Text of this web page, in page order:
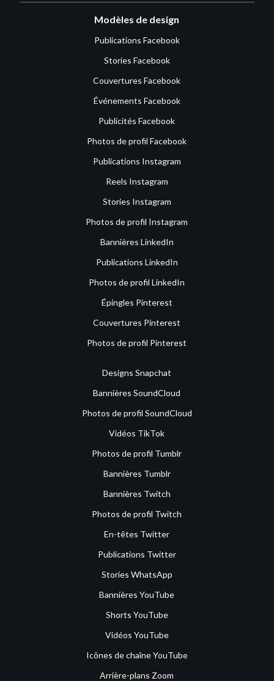
Modèles de design
Publications Facebook
Stories Facebook
Couvertures Facebook
Événements Facebook
Publicités Facebook
Photos de profil Facebook
Publications Instagram
Reels Instagram
Stories Instagram
Photos de profil Instagram
Bannières LinkedIn
Publications LinkedIn
Photos de profil LinkedIn
Épingles Pinterest
Couvertures Pinterest
Photos de profil Pinterest
Designs Snapchat
Bannières SoundCloud
Photos de profil SoundCloud
Vidéos TikTok
Photos de profil Tumblr
Bannières Tumblr
Bannières Twitch
Photos de profil Twitch
En-têtes Twitter
Publications Twitter
Stories WhatsApp
Bannières YouTube
Shorts YouTube
Vidéos YouTube
Icônes de chaîne YouTube
Arrière-plans Zoom